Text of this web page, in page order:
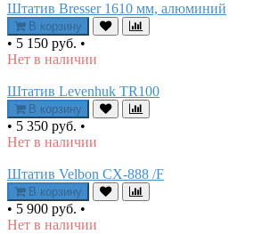
Штатив Bresser 1610 мм, алюминий
В корзину
• 5 150 руб. •
Нет в наличии
Штатив Levenhuk TR100
В корзину
• 5 350 руб. •
Нет в наличии
Штатив Velbon CX-888 /F
В корзину
• 5 900 руб. •
Нет в наличии